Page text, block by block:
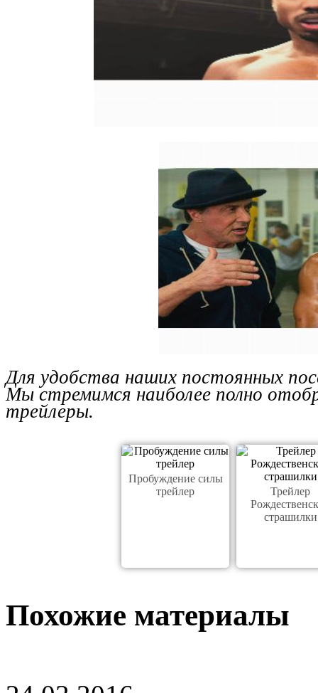
Для удобства наших постоянных
Мы стремимся наиболее полно
трейлеры.
Пробуждение силы
трейлер
Трейлер
страшилки
Похожие материалы